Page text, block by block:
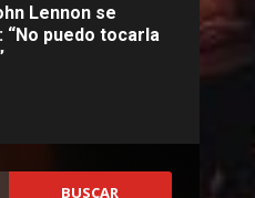
Lennon se
puedo tocarla